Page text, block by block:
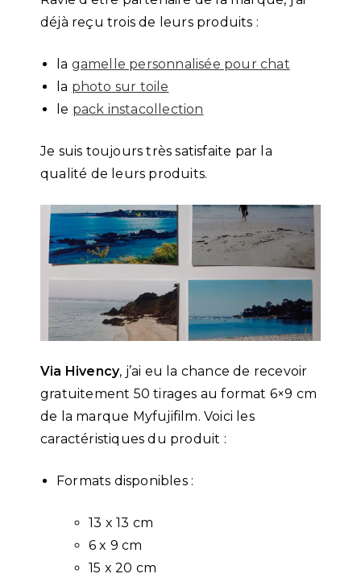
déjà reçu trois de leurs produits :
la gamelle personnalisée pour chat
la photo sur toile
le pack instacollection
Je suis toujours très satisfaite par la
qualité de leurs produits.
Via Hivency, j’ai eu la chance de recevoir
gratuitement 50 tirages au format 6×9 cm
de la marque Myfujifilm. Voici les
caractéristiques du produit :
Formats disponibles :
13 x 13 cm
6 x 9 cm
15 x 20 cm